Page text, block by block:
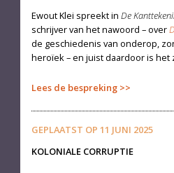
Ewout Klei spreekt in De
schrijver van het nawoord – over
de geschiedenis van onderop,
heroïek – en juist daardoor is het
Lees de bespreking
GEPLAATST OP 11 JUNI 2025
KOLONIALE CORRUPTIE